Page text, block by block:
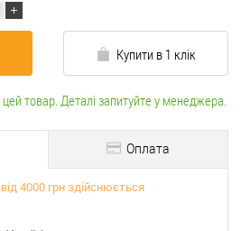
Купити в 1 клік
товар. Деталі запитуйте у менеджера.
Оплата
4000 грн здійснюється